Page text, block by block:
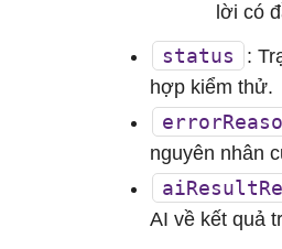
lời có
status
:
hợp kiểm thử.
nguyên nhân
AI về kết quả